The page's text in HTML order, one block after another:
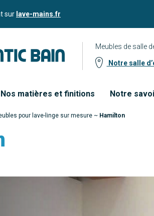
sur lave-mains.fr
Meubles de salle
Notre salle
Nos matières et finitions Notre
pour lave-linge sur mesure~ Hamilton